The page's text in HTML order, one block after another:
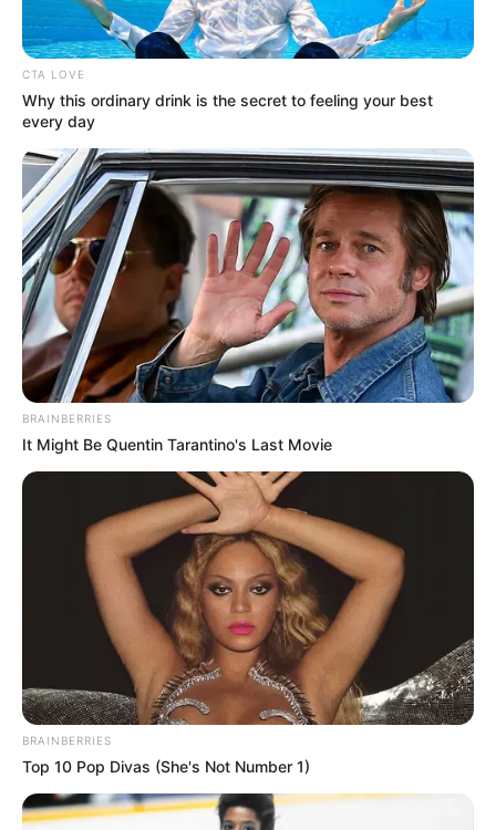
CTA LOVE
Why this ordinary drink is the secret to feeling your best
every day
BRAINBERRIES
It Might Be Quentin Tarantino's Last Movie
BRAINBERRIES
Top 10 Pop Divas (She's Not Number 1)